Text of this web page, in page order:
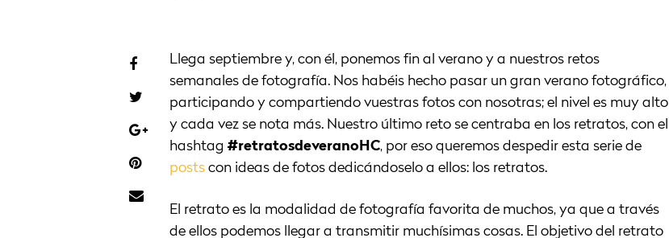
Llega septiembre y, con él, ponemos fin al verano y a nuestros retos
semanales de fotografía. Nos habéis hecho pasar un gran verano fotográfico,
participando y compartiendo vuestras fotos con nosotras; el nivel es muy alto
y cada vez se nota más. Nuestro último reto se centraba en los retratos, con el
hashtag #retratosdeveranoHC, por eso queremos despedir esta serie de
posts con ideas de fotos dedicándoselo a ellos: los retratos.
El retrato es la modalidad de fotografía favorita de muchos, ya que a través
de ellos podemos llegar a transmitir muchísimas cosas. El objetivo del retrato